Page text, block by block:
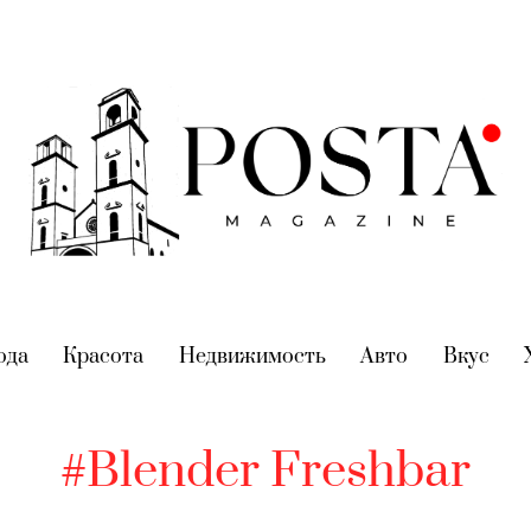
(current)
Красота (current)
Недвижимость(current)
Авто (current)
Вкус
#Blender Freshbar